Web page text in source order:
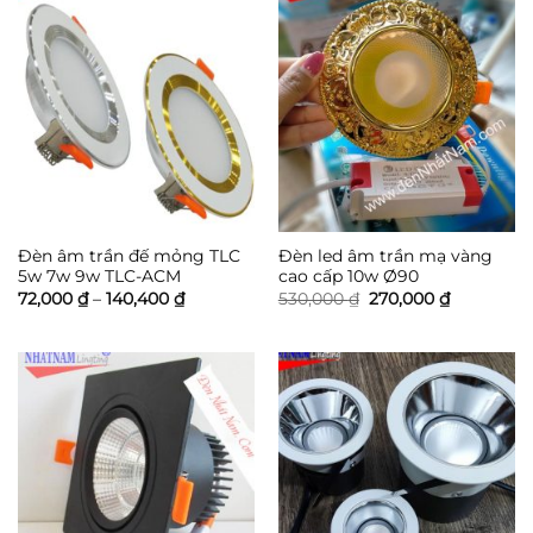
Đèn âm trần đế mỏng TLC
5w 7w 9w TLC-ACM
72,000 ₫ – 140,400 ₫Khoảng
giá:
đến
140,400 ₫
Đèn led âm trần mạ vàng
cao cấp 10w Ø90
530,000₫ Giá
gốc
270,000 ₫Giá
hiện
270,000 ₫.